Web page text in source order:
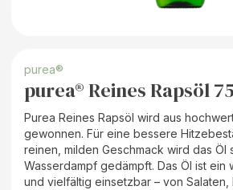
purea®
purea® Reines Rapsöl
Purea Reines Rapsöl wird aus
gewonnen. Für eine bessere
reinen, milden Geschmack wird das Öl
Wasserdampf gedämpft. Das Öl ist ein
und vielfältig einsetzbar – von Salaten,